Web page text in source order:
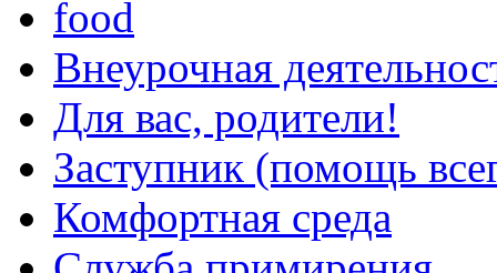
food
Внеурочная
Для вас, родители!
Заступник (помощь
Комфортная среда